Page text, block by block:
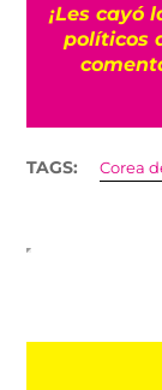
¡Les cayó
políticos
TAGS: Corea